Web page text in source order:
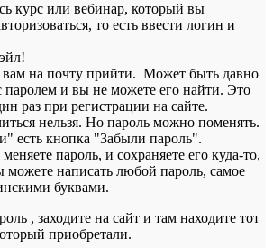
курс или вебинар, который вы
то есть ввести логин и
на почту прийти. Может быть давно
паролем и вы не можете его найти. Это
раз при регистрации на сайте.
нельзя. Но пароль можно поменять.
есть кнопка "Забыли пароль".
пароль, и сохраняете его куда-то,
можете написать любой пароль, самое
буквами.
, заходите на сайт и там находите тот
приобретали.